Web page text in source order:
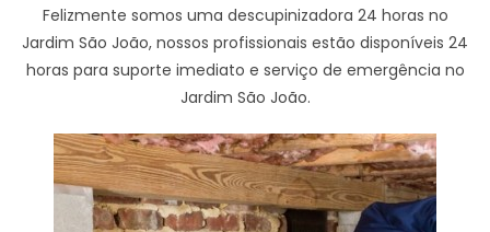
Felizmente somos uma descupinizadora 24 horas no
Jardim São João, nossos profissionais estão disponíveis 24
horas para suporte imediato e serviço de emergência no
Jardim São João.